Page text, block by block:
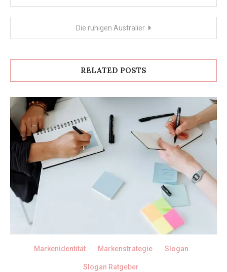
navigation
Die ruhigen Australier
RELATED POSTS
Markenidentität Markenstrategie Slogan
Slogan Ratgeber